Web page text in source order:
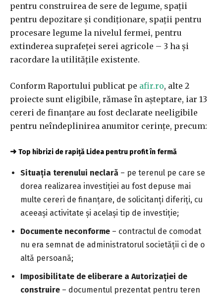
pentru construirea de sere de legume, spații
pentru depozitare și condiționare, spații pentru
procesare legume la nivelul fermei, pentru
extinderea suprafeței serei agricole – 3 ha și
racordare la utilitățile existente.
Conform Raportului publicat pe afir.ro, alte 2
proiecte sunt eligibile, rămase în așteptare, iar 13
cereri de finanțare au fost declarate neeligibile
pentru neîndeplinirea anumitor cerințe, precum:
➜ Top hibrizi de rapiță Lidea pentru profit în fermă
Situația terenului neclară – pe terenul pe care se
dorea realizarea investiției au fost depuse mai
multe cereri de finanțare, de solicitanți diferiți, cu
aceeași activitate și același tip de investiție;
Documente neconforme – contractul de comodat
nu era semnat de administratorul societății ci de o
altă persoană;
Imposibilitate de eliberare a Autorizației de
construire – documentul prezentat pentru teren